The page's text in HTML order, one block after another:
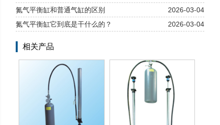
氮气平衡缸和普通气缸的区别
2026-03-04
氮气平衡缸它到底是干什么的？
2026-03-04
相关产品